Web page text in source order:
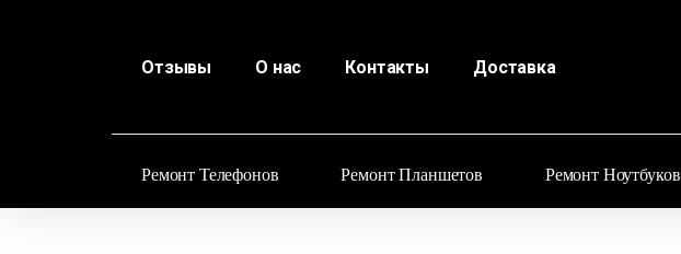
Отзывы О нас Контакты Доставка
Ремонт Телефонов Ремонт Планшетов Ремонт Ноутбуков